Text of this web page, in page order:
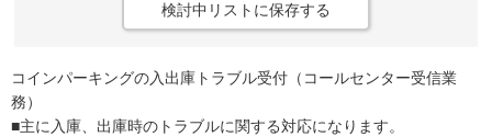
検討中リストに保存する
コインパーキングの入出庫トラブル受付（コールセンター受信業
務）
■主に入庫、出庫時のトラブルに関する対応になります。